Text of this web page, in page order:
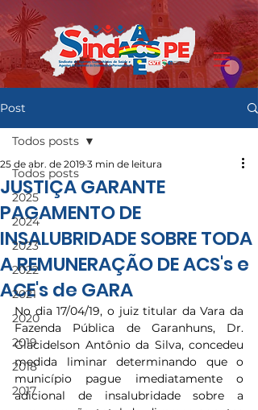
Post
Todos posts
2025
2024
2023
2022
2021
2020
2019
2018
2017
Todos posts
JUSTIÇA GARANTE
PAGAMENTO DE
INSALUBRIDADE SOBRE TODA
A REMUNERAÇÃO DE ACS's e
ACE's de GARA
25 de abr. de 2019 3 min de leitura
No dia 17/04/19, o juiz titular da Vara da
Fazenda Pública de Garanhuns, Dr.
Glacidelson Antônio da Silva, concedeu
medida liminar determinando que o
município pague imediatamente o
adicional de insalubridade sobre a